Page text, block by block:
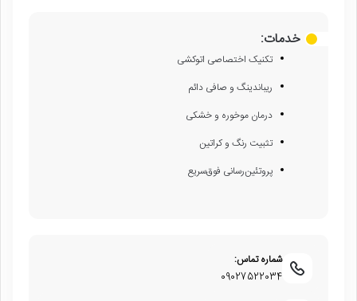
خدمات:
تکنیک اختصاصی اتوکشی
ریباندینگ و صافی دائم
درمان موخوره و خشکی
تثبیت رنگ و کراتین
پروتئین‌رسانی فوق‌سریع
شماره تماس:
09027522034